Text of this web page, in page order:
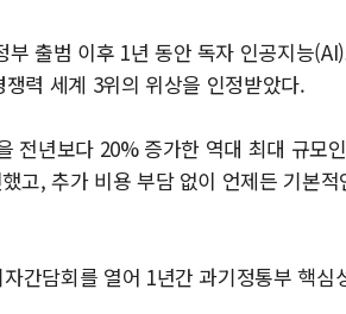
부 출범 이후 1년 동안 독자 인공지능
력 세계 3위의 위상을 인정받았다.
전년보다 20% 증가한 역대 최대 규모
고, 추가 비용 부담 없이 언제든 기본
간담회를 열어 1년간 과기정통부 핵심